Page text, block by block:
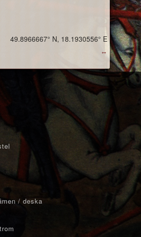
↔
49.8966667° N, 18.1930556° E
/ deska